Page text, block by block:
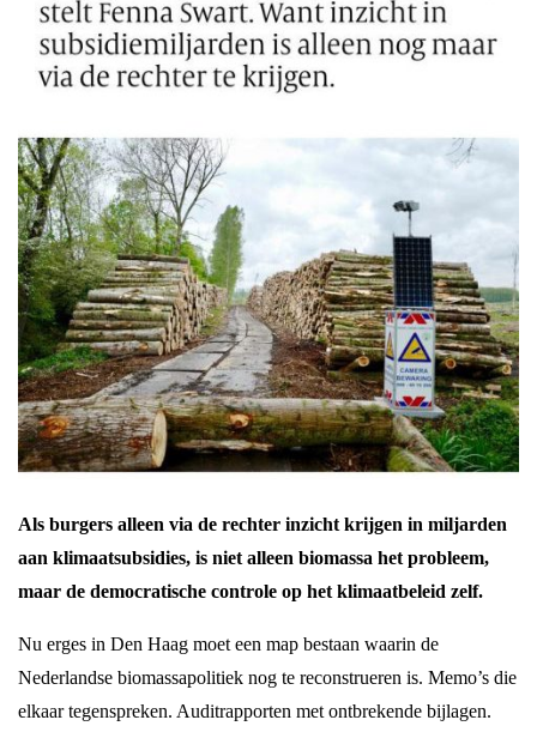
Als burgers alleen via de rechter inzicht krijgen in miljarden
aan klimaatsubsidies, is niet alleen biomassa het probleem,
maar de democratische controle op het klimaatbeleid zelf.
Nu erges in Den Haag moet een map bestaan waarin de
Nederlandse biomassapolitiek nog te reconstrueren is. Memo’s die
elkaar tegenspreken. Auditrapporten met ontbrekende bijlagen.